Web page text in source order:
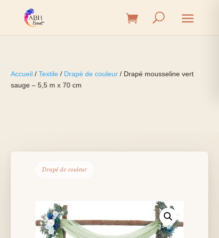
Accueil /Textile / Drapé de couleur / Drapé mousseline vert
sauge – 5,5 m x 70 cm
Drapé de couleur